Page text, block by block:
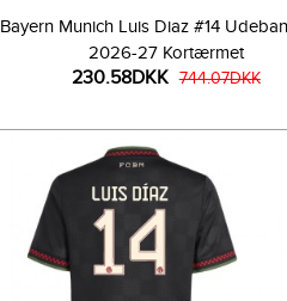
Bayern Munich Luis Diaz #14
2026-27 Kortærmet
230.58DKK 744.07DKK